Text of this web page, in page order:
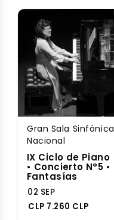
Gran Sala Sinfónica
Nacional
IX Ciclo de Piano
• Concierto N°5 •
Fantasías
02 SEP
CLP 7.260 CLP